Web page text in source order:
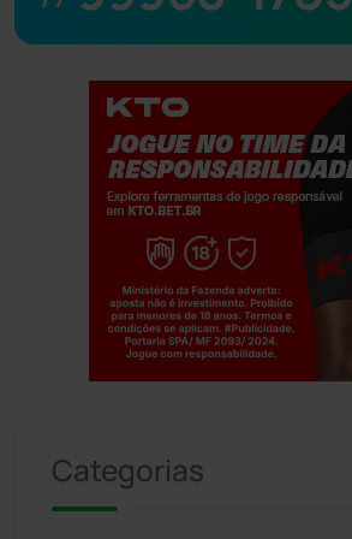
Categorias